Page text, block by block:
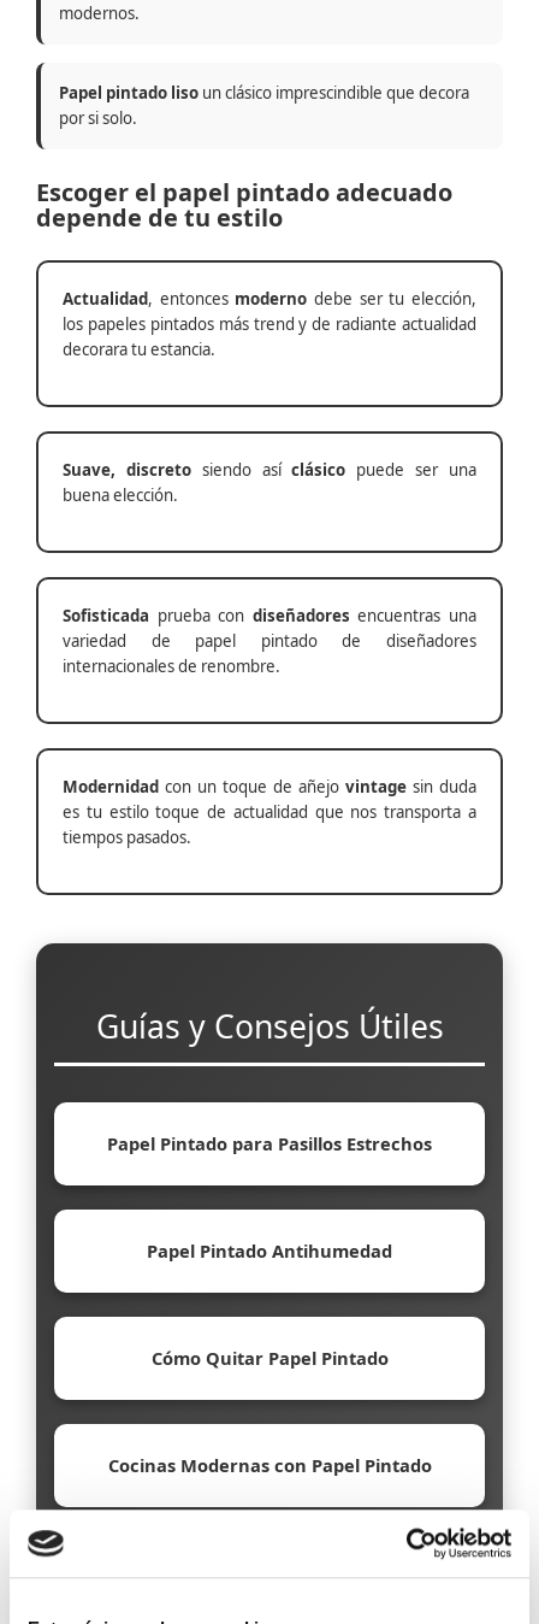
modernos.
Papel pintado liso un clásico imprescindible que decora
por si solo.
Escoger el papel pintado adecuado
depende de tu estilo
Actualidad, entonces moderno debe ser tu elección,
los papeles pintados más trend y de radiante actualidad
decorara tu estancia.
Suave, discretosiendo asíclásico puede ser una
buena elección.
Sofisticada prueba con diseñadores encuentras una
variedad de papel pintado de diseñadores
internacionales de renombre.
Modernidad con un toque de añejo vintage sin duda
es tu estilo toque de actualidad que nos transporta a
tiempos pasados.
Guías y Consejos Útiles
Papel Pintado para Pasillos Estrechos
Papel Pintado Antihumedad
Cómo Quitar Papel Pintado
Cocinas Modernas con Papel Pintado
Papel Pintado Ecológico